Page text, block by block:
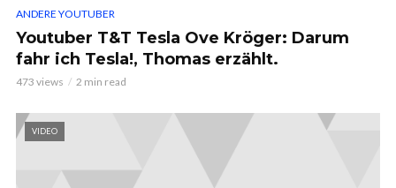
ANDERE YOUTUBER
Youtuber T&T Tesla Ove Kröger: Darum
fahr ich Tesla!, Thomas erzählt.
473 views 2 min read
VIDEO